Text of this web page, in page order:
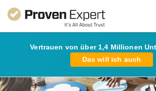
Vertrauen von über 1,4 Millionen
Das will ich auch